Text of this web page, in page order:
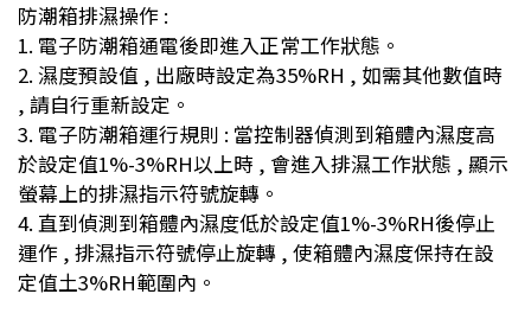
防潮箱排濕操作 :
1. 電子防潮箱通電後即進入正常工作狀態。
2. 濕度預設值 , 出廠時設定為35%RH , 如需其他數值時
, 請自行重新設定。
3. 電子防潮箱運行規則 : 當控制器偵測到箱體內濕度高
於設定值1%-3%RH以上時 , 會進入排濕工作狀態 , 顯示
螢幕上的排濕指示符號旋轉。
4. 直到偵測到箱體內濕度低於設定值1%-3%RH後停止
運作 , 排濕指示符號停止旋轉 , 使箱體內濕度保持在設
定值土3%RH範圍內。